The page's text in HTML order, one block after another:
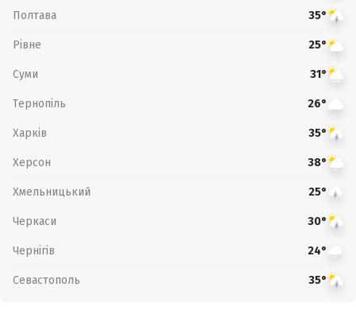
Полтава 35°
Рівне 25°
Суми 31°
Тернопіль 26°
Харків 35°
Херсон 38°
Хмельницький 25°
Черкаси 30°
Чернігів 24°
Севастополь 35°